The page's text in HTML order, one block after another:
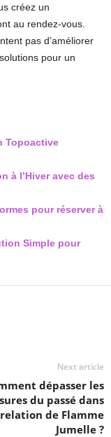
créez un
au rendez-vous.
pas d’améliorer
pour un
Topoactive
à l’Hiver avec des
pour réserver à
Simple pour
Next article
dépasser les
du passé dans
de Flamme
Jumelle ?